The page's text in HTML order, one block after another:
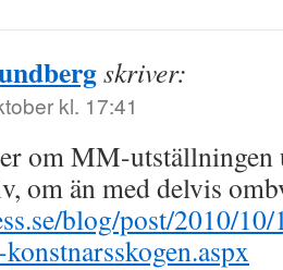
skriver:
kl. 17:41
om MM-
om än med delvis
blog/post/2010/